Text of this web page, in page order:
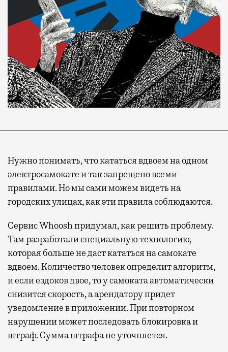
Нужно понимать, что кататься вдвоем на одном
электросамокате и так запрещено всеми
правилами. Но мы сами можем видеть на
городских улицах, как эти правила соблюдаются.
Сервис Whoosh придумал, как решить проблему.
Там разработали специальную технологию,
которая больше не даст кататься на самокате
вдвоем. Количество человек определит алгоритм,
и если ездоков двое, то у самоката автоматически
снизится скорость, а арендатору придет
уведомление в приложении. При повторном
нарушении может последовать блокировка и
штраф. Сумма штрафа не уточняется.